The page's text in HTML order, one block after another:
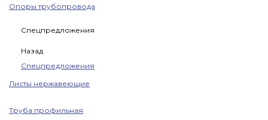
Опоры трубопровода
Спецпредложения
Назад
Спецпредложения
Листы нержавеющие
Труба профильная